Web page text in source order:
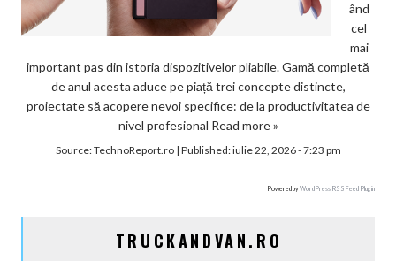
ând
cel
mai
important pas din istoria dispozitivelor pliabile. Gamă completă
de anul acesta aduce pe piață trei concepte distincte,
proiectate să acopere nevoi specifice: de la productivitatea de
nivel profesional Read more »
Source:TechnoReport.ro| Published:iulie 22, 2026 - 7:23 pm
Powered byWordPress RSS Feed Plugin
TRUCKANDVAN.RO